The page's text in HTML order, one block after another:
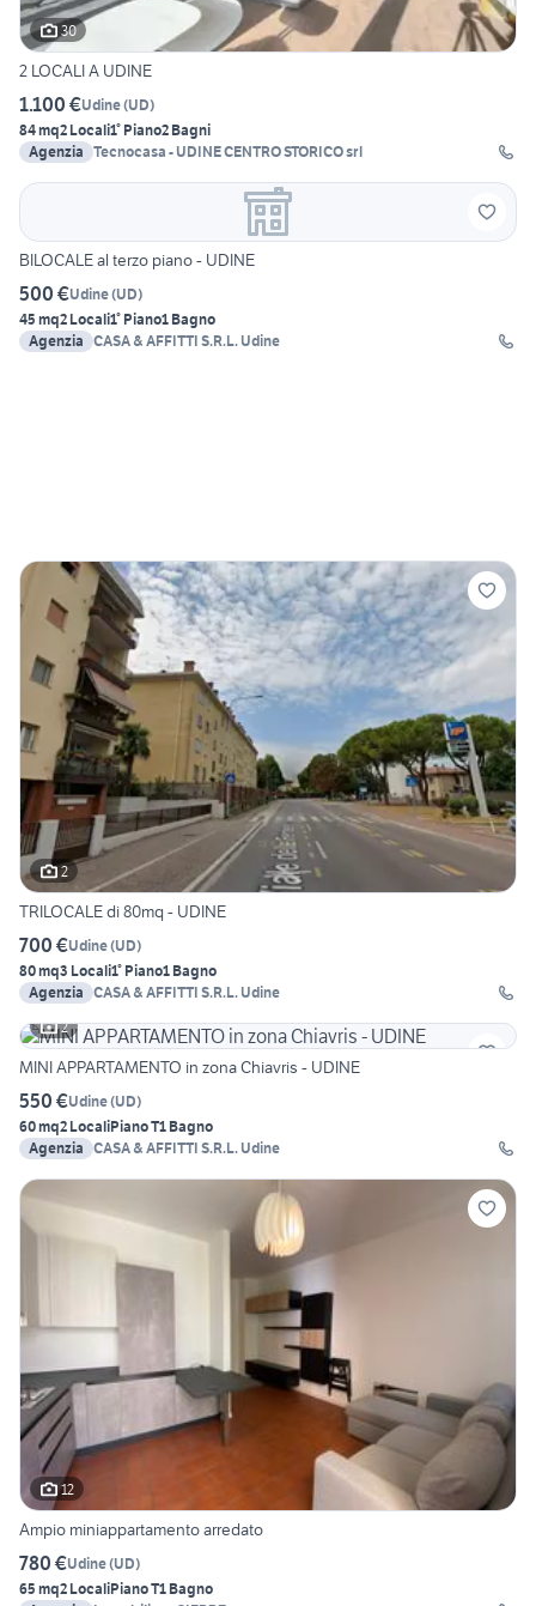
30
2 LOCALI A UDINE
1.100 €Udine(UD)
84 mq2 Locali1° Piano2 Bagni
Agenzia Tecnocasa - UDINE CENTRO STORICO srl
BILOCALE al terzo piano - UDINE
500 €Udine(UD)
45 mq2 Locali1° Piano1 Bagno
Agenzia CASA & AFFITTI S.R.L. Udine
2
TRILOCALE di 80mq - UDINE
700 €Udine(UD)
80 mq3 Locali1° Piano1 Bagno
Agenzia CASA & AFFITTI S.R.L. Udine
2
MINI APPARTAMENTO in zona Chiavris - UDINE
550 €Udine(UD)
60 mq2 LocaliPiano T1 Bagno
Agenzia CASA & AFFITTI S.R.L. Udine
12
Ampio miniappartamento arredato
780 €Udine(UD)
65 mq2 LocaliPiano T1 Bagno